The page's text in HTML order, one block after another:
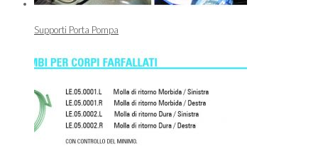
Supporti Porta Pompa